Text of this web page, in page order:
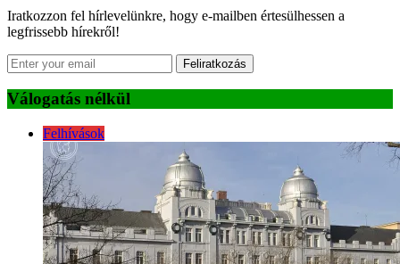
Iratkozzon fel hírlevelünkre, hogy e-mailben értesülhessen a
legfrissebb hírekről!
Feliratkozás
Válogatás nélkül
Felhívások